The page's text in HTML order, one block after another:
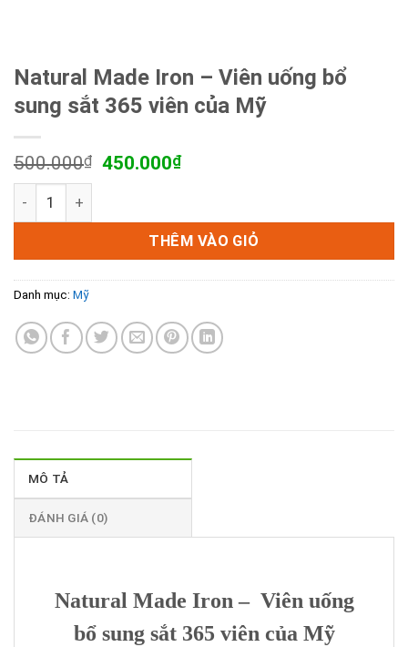
Natural Made Iron – Viên uống bổ
sung sắt 365 viên của Mỹ
500.000₫ Giá
500.000₫.
450.000₫Giá
là:
450.000₫.
Natural Made Iron - Viên uống bổ sung sắt 365 viên của
THÊM VÀO GIỎ
Danh mục: Mỹ
MÔ TẢ
ĐÁNH GIÁ (0)
Natural Made Iron – Viên uống
bổ sung sắt 365 viên của Mỹ